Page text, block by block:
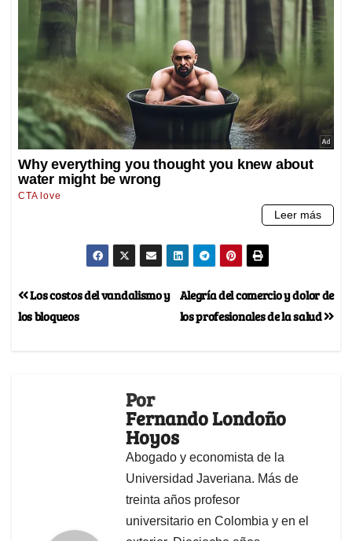
Alegría del comercio y dolor de
los profesionales de la salud
Los costos del vandalismo y
los bloqueos
Por
Fernando Londoño
Hoyos
Abogado y economista de la
Universidad Javeriana. Más de
treinta años profesor
universitario en Colombia y en el